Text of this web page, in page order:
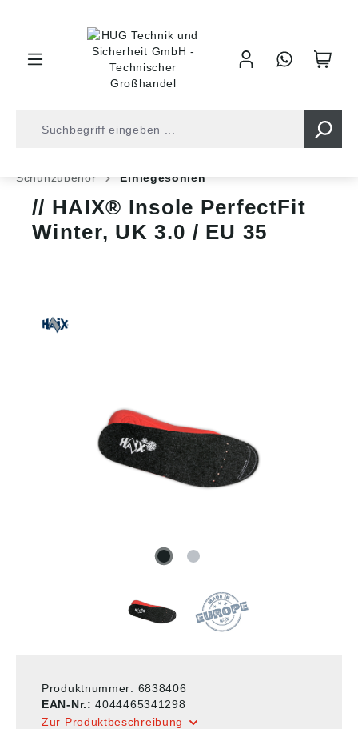
Schuhzubehör
Einlegesohlen
HAIX® Insole PerfectFit
Winter, UK 3.0 / EU 35
Produktnummer: 6838406
EAN-Nr.:4044465341298
Zur Produktbeschreibung